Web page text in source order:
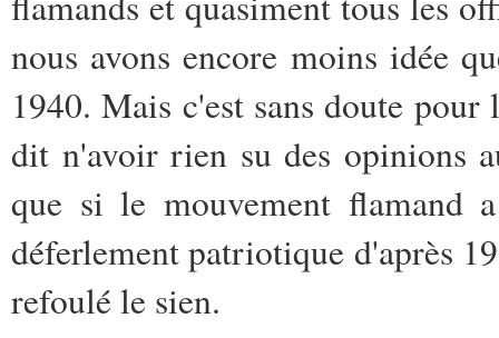
nous avons encore moins idée
1940. Mais c'est sans doute
dit n'avoir rien su des opinions
que si le mouvement flamand
déferlement patriotique d'après
refoulé le sien.